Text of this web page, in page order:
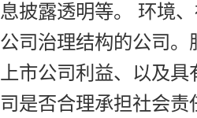
息披露透明等。 环境
公司治理结构的公司
上市公司利益、以及
司是否合理承担社会